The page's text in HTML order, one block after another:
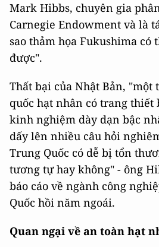
Mark Hibbs, chuyên gia
Carnegie Endowment và là
sao thảm họa Fukushima có
được".
Thất bại của Nhật Bản,
quốc hạt nhân có trang thiết
kinh nghiệm dày dạn bậc
dấy lên nhiều câu hỏi
Trung Quốc có dễ bị tổn
tương tự hay không" - ông
báo cáo về ngành công
Quốc hồi năm ngoái.
Quan ngại về an toàn hạt